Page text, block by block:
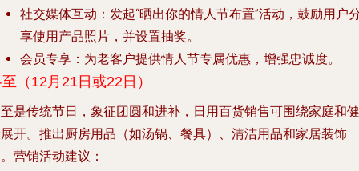
社交媒体互动：发起“晒出你的情人节布置”活动，鼓励用户
享使用产品照片，并设置抽奖。
会员专享：为老客户提供情人节专属优惠，增强忠诚度。
（12月21日或22日）
是传统节日，象征团圆和进补，日用百货销售可围绕家庭和健
开。推出厨房用品（如汤锅、餐具）、清洁用品和家居装饰
营销活动建议：